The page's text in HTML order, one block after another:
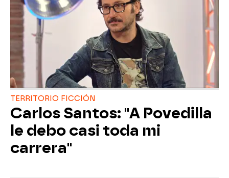
TERRITORIO FICCIÓN
Carlos Santos: "A Povedilla
le debo casi toda mi
carrera"